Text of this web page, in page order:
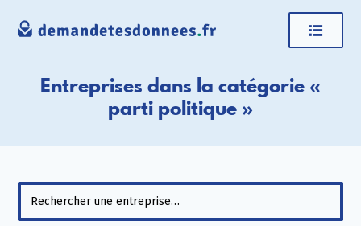
Entreprises dans la catégorie «
parti politique »